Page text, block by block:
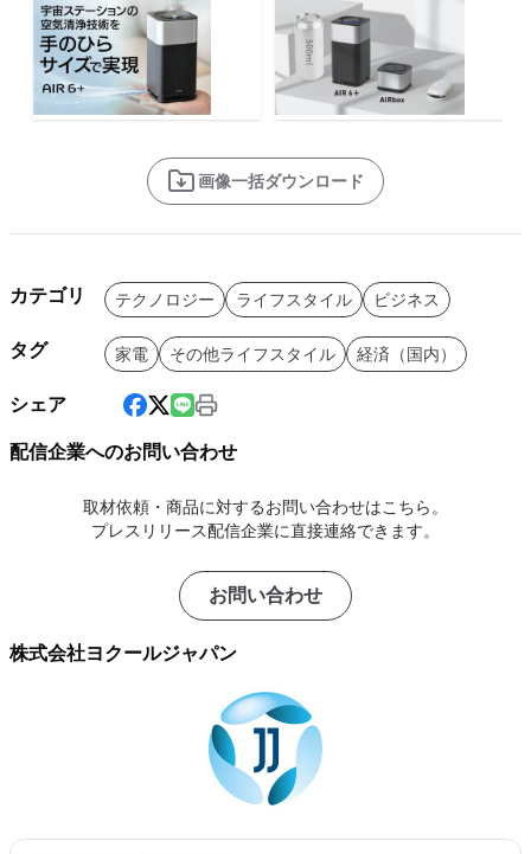
画像一括ダウンロード
カテゴリ テクノロジー ライフスタイル ビジネス
タグ 家電 その他ライフスタイル 経済（国内）
シェア
配信企業へのお問い合わせ
取材依頼・商品に対するお問い合わせはこちら。
プレスリリース配信企業に直接連絡できます。
お問い合わせ
株式会社ヨクールジャパン